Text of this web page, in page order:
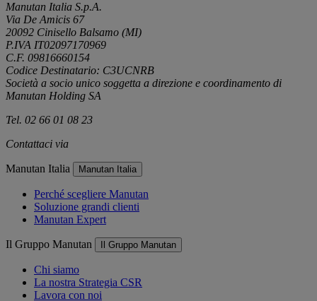
Manutan Italia S.p.A.
Via De Amicis 67
20092 Cinisello Balsamo (MI)
P.IVA IT02097170969
C.F. 09816660154
Codice Destinatario: C3UCNRB
Società a socio unico soggetta a direzione e coordinamento di
Manutan Holding SA
Tel. 02 66 01 08 23
Contattaci via
Manutan Italia Manutan Italia
Perché scegliere Manutan
Soluzione grandi clienti
Manutan Expert
Il Gruppo Manutan Il Gruppo Manutan
Chi siamo
La nostra Strategia CSR
Lavora con noi